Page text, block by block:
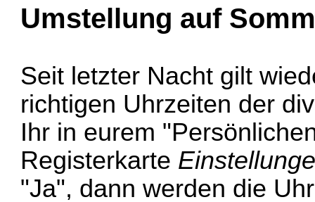
Umstellung auf
Seit letzter Nacht gilt
richtigen Uhrzeiten der
Ihr in eurem
Registerkarte
"Ja", dann werden die